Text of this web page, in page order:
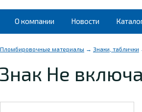
О компании Новости
Пломбировочные материалы → Знаки, таблички
Не